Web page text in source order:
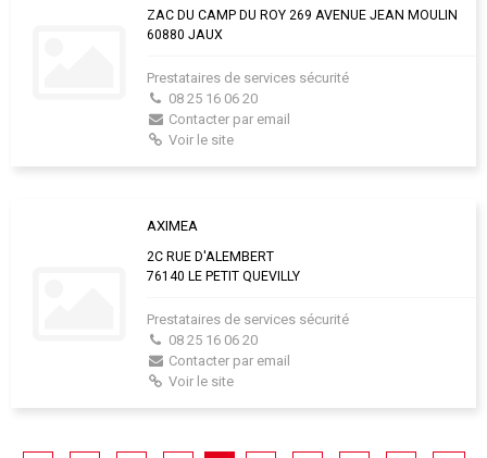
ZAC DU CAMP DU ROY 269 AVENUE JEAN MOULIN
60880 JAUX
Prestataires de services sécurité
08 25 16 06 20
Contacter par email
Voir le site
AXIMEA
2C RUE D'ALEMBERT
76140 LE PETIT QUEVILLY
Prestataires de services sécurité
08 25 16 06 20
Contacter par email
Voir le site